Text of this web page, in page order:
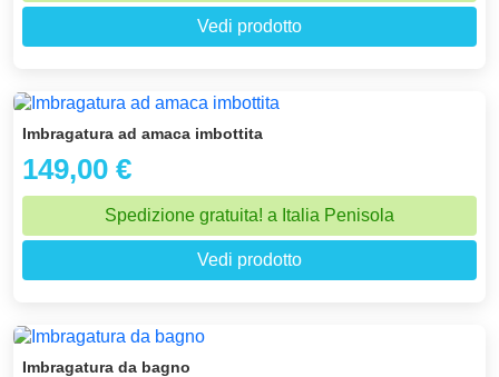
Vedi prodotto
Imbragatura ad amaca imbottita
149,00 €
Spedizione gratuita! a Italia Penisola
Vedi prodotto
Imbragatura da bagno